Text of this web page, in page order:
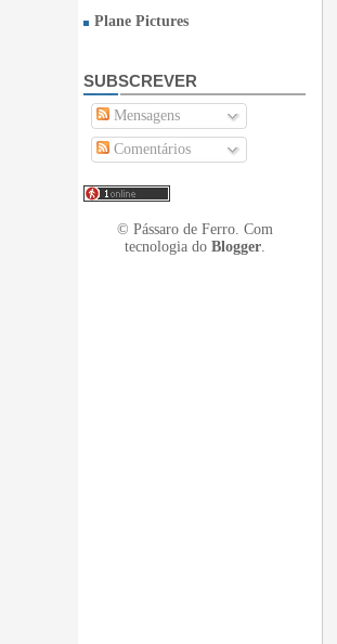
Plane Pictures
SUBSCREVER
Mensagens
Comentários
© Pássaro de Ferro. Com
tecnologia do Blogger.